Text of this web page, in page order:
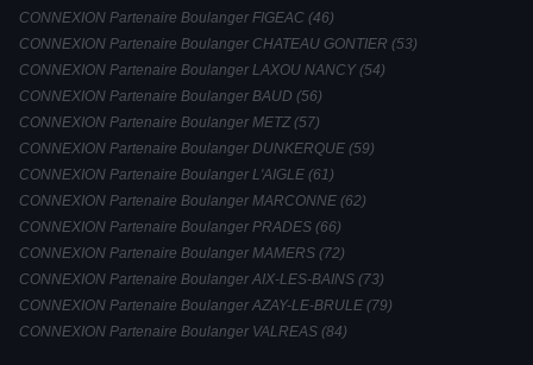
CONNEXION Partenaire Boulanger FIGEAC (46)
CONNEXION Partenaire Boulanger CHATEAU GONTIER (53)
CONNEXION Partenaire Boulanger LAXOU NANCY (54)
CONNEXION Partenaire Boulanger BAUD (56)
CONNEXION Partenaire Boulanger METZ (57)
CONNEXION Partenaire Boulanger DUNKERQUE (59)
CONNEXION Partenaire Boulanger L'AIGLE (61)
CONNEXION Partenaire Boulanger MARCONNE (62)
CONNEXION Partenaire Boulanger PRADES (66)
CONNEXION Partenaire Boulanger MAMERS (72)
CONNEXION Partenaire Boulanger AIX-LES-BAINS (73)
CONNEXION Partenaire Boulanger AZAY-LE-BRULE (79)
CONNEXION Partenaire Boulanger VALREAS (84)